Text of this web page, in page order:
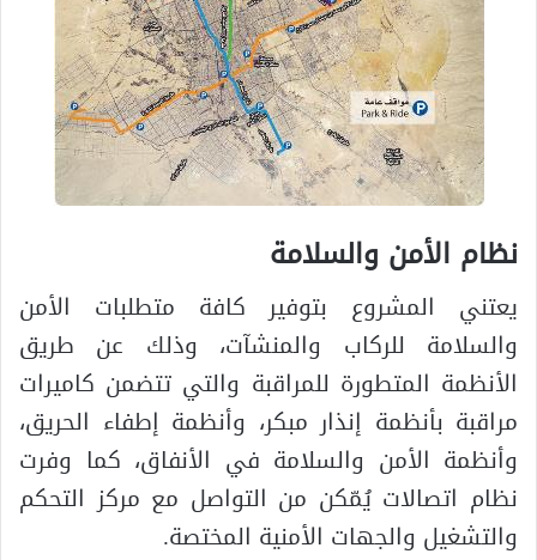
نظام الأمن والسلامة
يعتني المشروع بتوفير كافة متطلبات الأمن
والسلامة للركاب والمنشآت، وذلك عن طريق
الأنظمة المتطورة للمراقبة والتي تتضمن كاميرات
مراقبة بأنظمة إنذار مبكر، وأنظمة إطفاء الحريق،
وأنظمة الأمن والسلامة في الأنفاق، كما وفرت
نظام اتصالات يُمّكن من التواصل مع مركز التحكم
والتشغيل والجهات الأمنية المختصة.